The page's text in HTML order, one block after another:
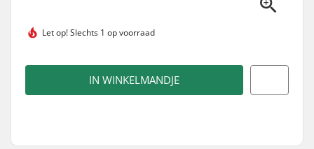
Let op!Slechts 1 op voorraad
IN WINKELMANDJE